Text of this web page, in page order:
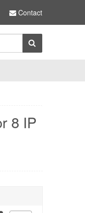
Contact
8 IP